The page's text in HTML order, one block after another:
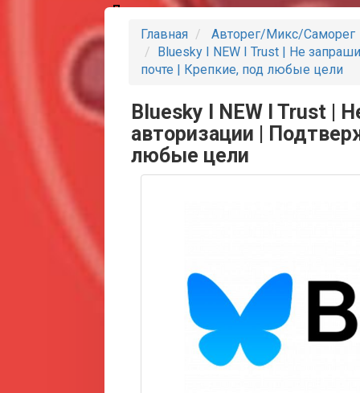
Партнеры
Главная
Авторег/Микс/Саморег
Bluesky I NEW I Trust | Не
почте | Крепкие, под любые цели
Bluesky I NEW I Trust |
авторизации |
любые цели